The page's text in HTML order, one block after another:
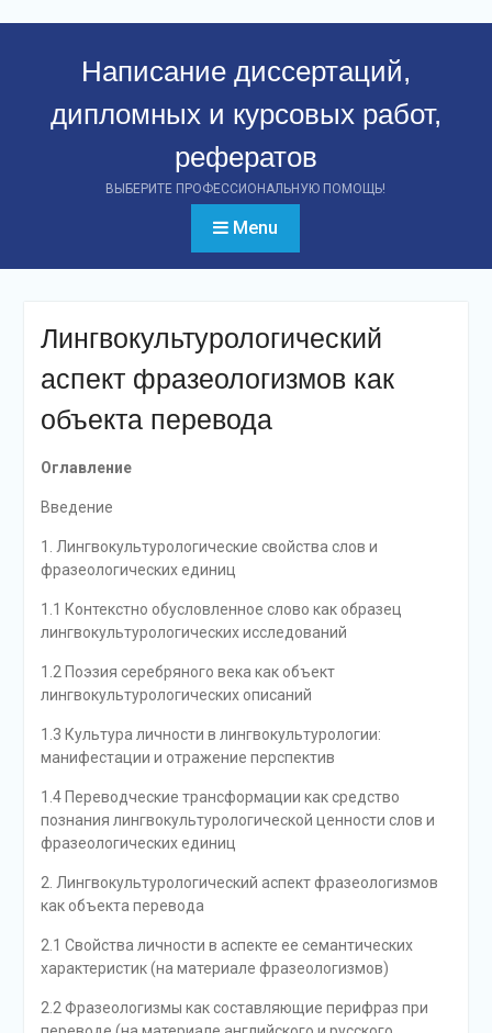
Написание диссертаций,
дипломных и курсовых работ,
рефератов
ВЫБЕРИТЕ ПРОФЕССИОНАЛЬНУЮ ПОМОЩЬ!
Menu
Лингвокультурологический
аспект фразеологизмов как
объекта перевода
Оглавление
Введение
1. Лингвокультурологические свойства слов и
фразеологических единиц
1.1 Контекстно обусловленное слово как образец
лингвокультурологических исследований
1.2 Поэзия серебряного века как объект
лингвокультурологических описаний
1.3 Культура личности в лингвокультурологии:
манифестации и отражение перспектив
1.4 Переводческие трансформации как средство
познания лингвокультурологической ценности слов и
фразеологических единиц
2. Лингвокультурологический аспект фразеологизмов
как объекта перевода
2.1 Свойства личности в аспекте ее семантических
характеристик (на материале фразеологизмов)
2.2 Фразеологизмы как составляющие перифраз при